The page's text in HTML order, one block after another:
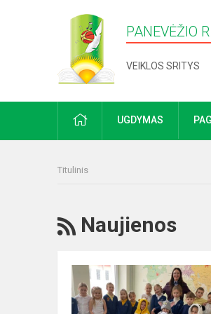
PANEVĖŽIO
VEIKLOS SRITYS
PRADŽIAUGDYMAS
Titulinis
RSS
Naujienos
Klasės
valandėlė
„Kai